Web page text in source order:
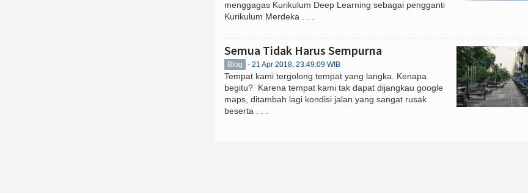
menggagas Kurikulum Deep Learning sebagai pengganti
Kurikulum Merdeka . . .
Semua Tidak Harus Sempurna
Blog - 21 Apr 2018, 23:49:09 WIB
Tempat kami tergolong tempat yang langka. Kenapa
begitu? Karena tempat kami tak dapat dijangkau google
maps, ditambah lagi kondisi jalan yang sangat rusak
beserta . . .